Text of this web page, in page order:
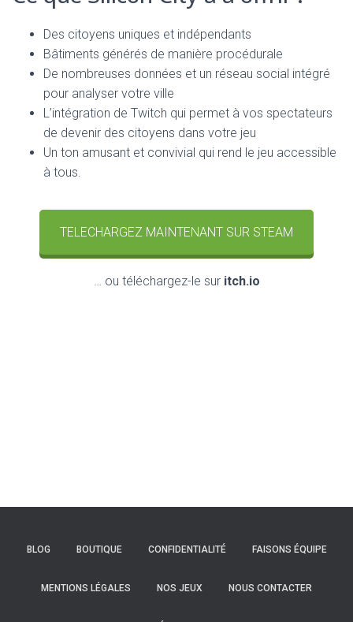
Des citoyens uniques et indépendants
Bâtiments générés de manière procédurale
De nombreuses données et un réseau social intégré
pour analyser votre ville
L’intégration de Twitch qui permet à vos spectateurs
de devenir des citoyens dans votre jeu
Un ton amusant et convivial qui rend le jeu accessible
à tous.
TELECHARGEZ MAINTENANT SUR STEAM
… ou téléchargez-le sur itch.io
BLOG BOUTIQUE CONFIDENTIALITÉ FAISONS ÉQUIPE
MENTIONS LÉGALES NOS JEUX NOUS CONTACTER